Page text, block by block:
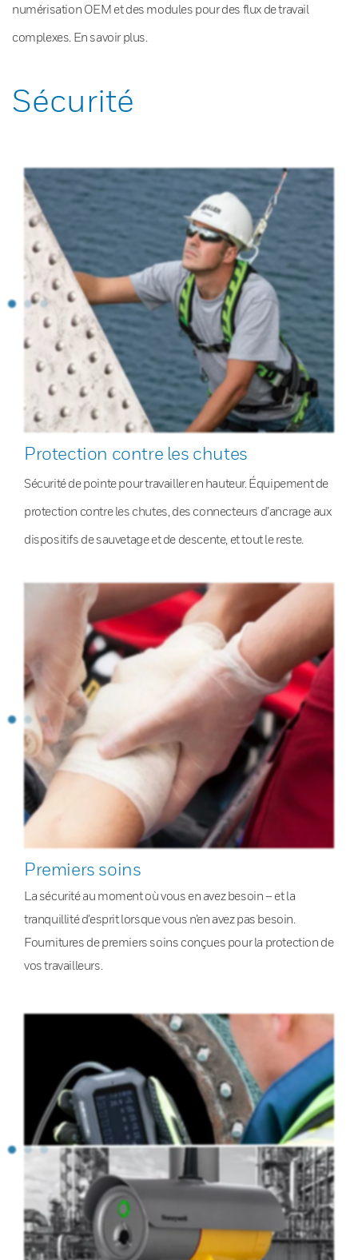
numérisation OEM et des modules pour des flux de travail
complexes. En savoir plus.
Sécurité
Protection contre les chutes
Sécurité de pointe pour travailler en hauteur. Équipement de
protection contre les chutes, des connecteurs d’ancrage aux
dispositifs de sauvetage et de descente, et tout le reste.
Premiers soins
La sécurité au moment où vous en avez besoin – et la
tranquillité d’esprit lorsque vous n’en avez pas besoin.
Fournitures de premiers soins conçues pour la protection de
vos travailleurs.